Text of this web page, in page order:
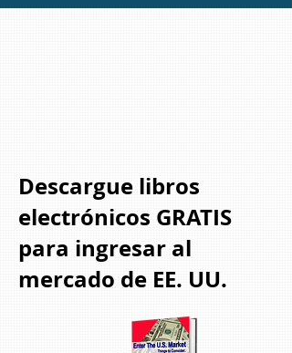
Descargue libros
electrónicos GRATIS
para ingresar al
mercado de EE. UU.